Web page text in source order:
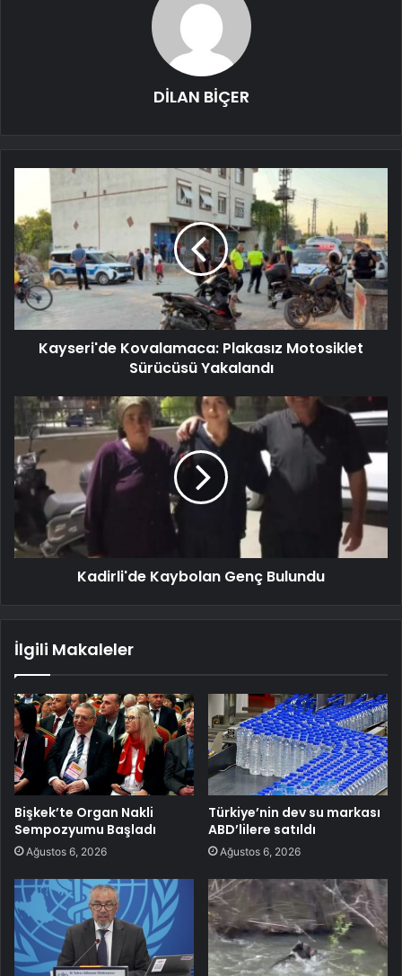
DİLAN BİÇER
Kayseri'de Kovalamaca: Plakasız Motosiklet
Sürücüsü Yakalandı
Kadirli'de Kaybolan Genç Bulundu
İlgili Makaleler
Bişkek’te Organ Nakli
Sempozyumu Başladı
Ağustos 6, 2026
Türkiye’nin dev su markası
ABD’lilere satıldı
Ağustos 6, 2026